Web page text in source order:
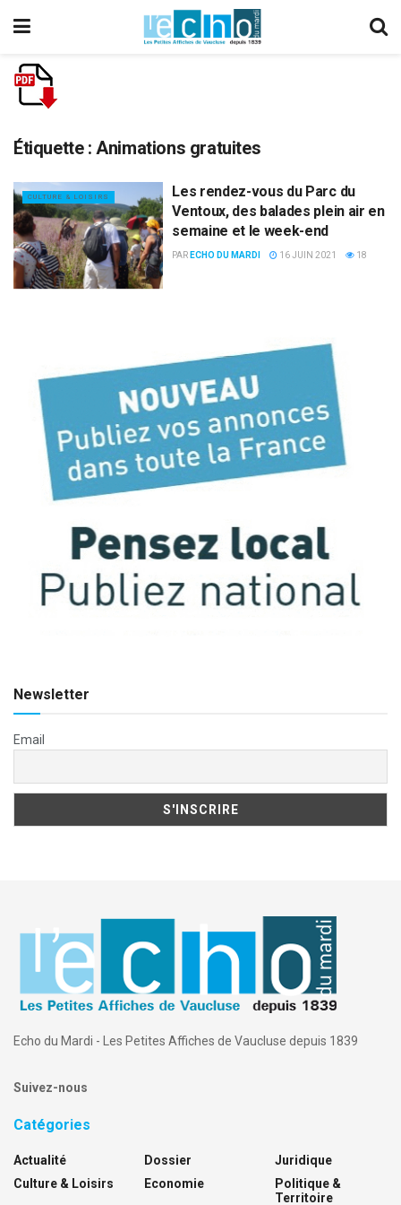
Étiquette :Animations gratuites
CULTURE & LOISIRS
Les rendez-vous du Parc du
Ventoux, des balades plein air en
semaine et le week-end
PAR ECHO DU MARDI 16 JUIN 2021 18
Newsletter
Email
Echo du Mardi - Les Petites Affiches de Vaucluse depuis 1839
Suivez-nous
Catégories
Actualité
Culture & Loisirs
Dossier
Economie
Juridique
Politique &
Territoire